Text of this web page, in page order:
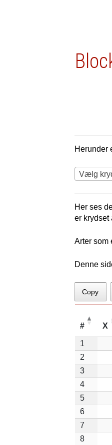
Herunder
Vælg
Her ses
er krydset
Arter som
Denne
Copy
# X
1
2
3
4
5
6
7
8